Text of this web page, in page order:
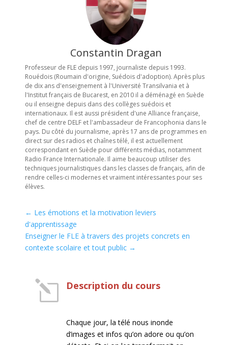
Constantin Dragan
Professeur de FLE depuis 1997, journaliste depuis 1993.
Rouédois (Roumain d'origine, Suédois d'adoption). Après plus
de dix ans d'enseignement à l'Université Transilvania et à
l'Institut français de Bucarest, en 2010 il a déménagé en Suède
ou il enseigne depuis dans des collèges suédois et
internationaux. Il est aussi président d'une Alliance française,
chef de centre DELF et l'ambassadeur de Francophonia dans le
pays. Du côté du journalisme, après 17 ans de programmes en
direct sur des radios et chaînes télé, il est actuellement
correspondant en Suède pour différents médias, notamment
Radio France Internationale. Il aime beaucoup utiliser des
techniques journalistiques dans les classes de français, afin de
rendre celles-ci modernes et vraiment intéressantes pour ses
élèves.
← Les émotions et la motivation leviers
d'apprentissage
Enseigner le FLE à travers des projets concrets en
contexte scolaire et tout public→
l Description du cours
Chaque jour, la télé nous inonde
d’images et infos qu’on adore ou qu’on